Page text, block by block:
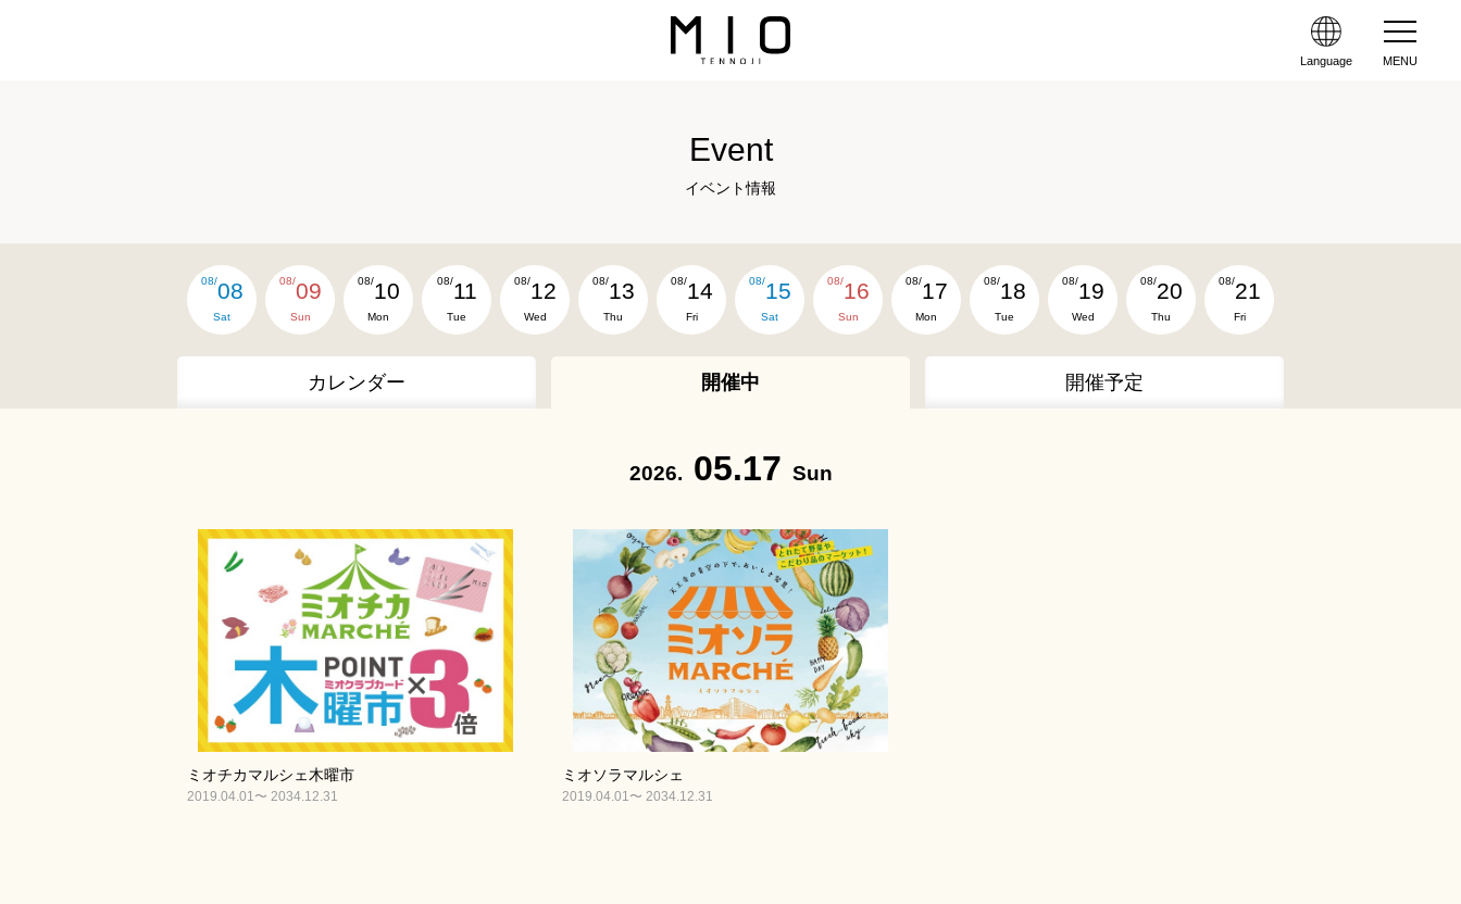
Language MENU
Event
イベント情報
08/08
Sat
08/09
Sun
08/ 10
Mon
08/ 11
Tue
08/ 12
Wed
08/ 13
Thu
08/ 14
Fri
08/ 15
Sat
08/ 16
Sun
08/ 17
Mon
08/ 18
Tue
08/ 19
Wed
08/20
Thu
08/21
Fri
カレンダー 開催中 開催予定
2026. 05.17 Sun
ミオチカマルシェ木曜市
2019.04.01〜 2034.12.31
ミオソラマルシェ
2019.04.01〜 2034.12.31